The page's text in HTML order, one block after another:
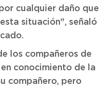
cualquier daño que
situación", señaló
los compañeros de
conocimiento de la
compañero, pero